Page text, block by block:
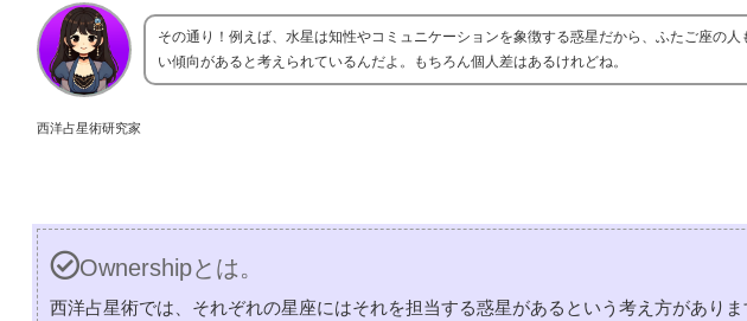
西洋占星術研究家
その通り！例えば、水星は知性やコミュニケーションを象徴する惑星だから、ふたご座の
い傾向があると考えられているんだよ。もちろん個人差はあるけれどね。
Ownershipとは。
西洋占星術では、それぞれの星座にはそれを担当する惑星があるという考え方があり